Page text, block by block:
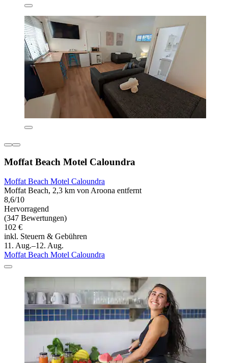
Moffat Beach Motel Caloundra
Moffat Beach Motel Caloundra
Moffat Beach, 2,3 km von Aroona entfernt
8,6/10
Hervorragend
(347 Bewertungen)
102 €
inkl. Steuern & Gebühren
11. Aug.–12. Aug.
Moffat Beach Motel Caloundra